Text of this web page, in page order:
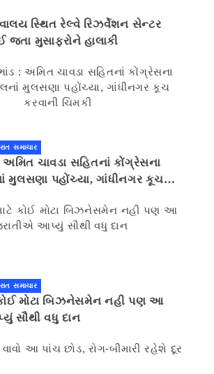
સ્થિત રેલ્વે રિઝર્વેશન સેન્ટર
જતા મુસાફરોને હાલાકી
સમાચાર
ચાવડા સહિતનાં કોંગ્રેસના
મુલસણા પહોંચ્યા, ગાંધીનગર કૂચ
સમાચાર
કોઈ મોટા બિઝનેસમેન નહી પણ આ
સૌથી વધુ દાન